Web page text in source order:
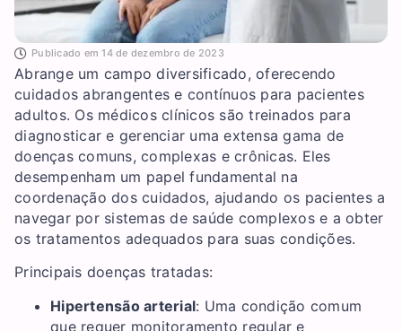
Publicado em 14 de dezembro de 2023
Abrange um campo diversificado, oferecendo
cuidados abrangentes e contínuos para pacientes
adultos. Os médicos clínicos são treinados para
diagnosticar e gerenciar uma extensa gama de
doenças comuns, complexas e crônicas. Eles
desempenham um papel fundamental na
coordenação dos cuidados, ajudando os pacientes a
navegar por sistemas de saúde complexos e a obter
os tratamentos adequados para suas condições.
Principais doenças tratadas:
Hipertensão arterial: Uma condição comum
que requer monitoramento regular e